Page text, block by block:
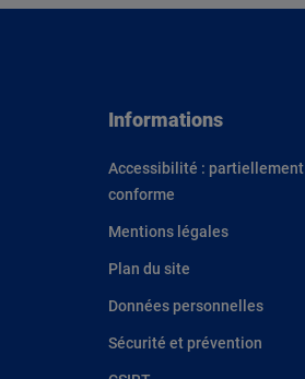
Informations
Accessibilité : partiellement
conforme
Mentions légales
Plan du site
Données personnelles
Sécurité et prévention